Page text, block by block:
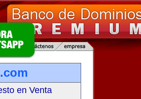
en Venta